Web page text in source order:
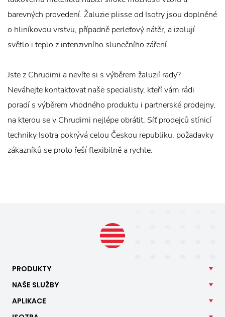
barevných provedení. Žaluzie plisse od Isotry jsou doplněné
o hliníkovou vrstvu, případně perleťový nátěr, a izolují
světlo i teplo z intenzivního slunečního záření.
Jste z Chrudimi a nevíte si s výběrem žaluzií rady?
Neváhejte kontaktovat naše specialisty, kteří vám rádi
poradí s výběrem vhodného produktu i partnerské prodejny,
na kterou se v Chrudimi nejlépe obrátit. Síť prodejců stínicí
techniky Isotra pokrývá celou Českou republiku, požadavky
zákazníků se proto řeší flexibilně a rychle.
PRODUKTY
NAŠE SLUŽBY
APLIKACE